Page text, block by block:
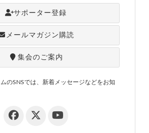
サポーター登録
メールマガジン購読
集会のご案内
のSNSでは、新着メッセージなどをお知